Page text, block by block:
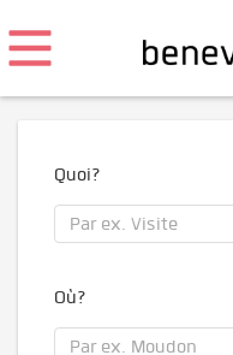
Quoi?
Où?